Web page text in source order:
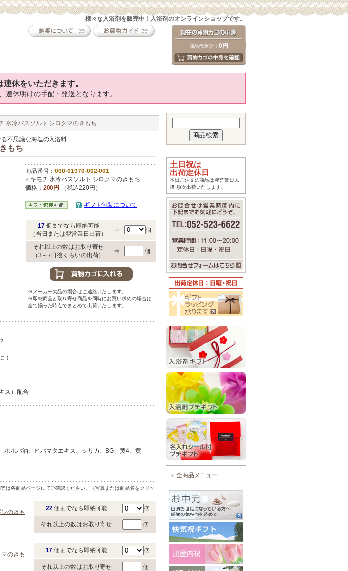
様々な入浴剤を販売中！入浴剤のオンラインショップです。
商品代金計： 0円
休をいただきます。
連休明けの手配・発送となります。
氷冷バスソルト シロクマのきもち
不思議な海塩の入浴料
もち
商品番号： 008-01970-002-001
● キモチ 氷冷バスソルト シロクマのきもち
価格： 200円 （税込220円）
ギフト包装について
17 個までなら即納可能
（当日または翌営業日出荷）
⇒ 個
それ以上の数はお取り寄せ
（3～7日後くらいの出荷）
⇒ 個
※メーカー欠品の場合はご連絡いたします。
※即納商品と取り寄せ商品を同時にお買い求めの場合は
全て揃った時点でまとめて出荷いたします。
！
ス）配合
ホホバ油、ヒバマタエキス、シリカ、BG、黄4、黄
は各商品ページにてご確認ください。（写真または商品名をクリッ
のきも
22 個までなら即納可能 個
それ以上の数はお取り寄せ 個
のきも
17 個までなら即納可能 個
それ以上の数はお取り寄せ 個
土日祝は
出荷定休日
本日ご注文の商品は翌営業日以
降 順次出荷いたします。
全商品メニュー